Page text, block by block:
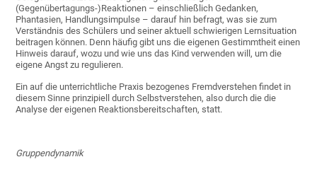
(Gegenübertagungs-)Reaktionen – einschließlich Gedanken,
Phantasien, Handlungsimpulse – darauf hin befragt, was sie zum
Verständnis des Schülers und seiner aktuell schwierigen Lernsituation
beitragen können. Denn häufig gibt uns die eigenen Gestimmtheit einen
Hinweis darauf, wozu und wie uns das Kind verwenden will, um die
eigene Angst zu regulieren.
Ein auf die unterrichtliche Praxis bezogenes Fremdverstehen findet in
diesem Sinne prinzipiell durch Selbstverstehen, also durch die die
Analyse der eigenen Reaktionsbereitschaften, statt.
Gruppendynamik